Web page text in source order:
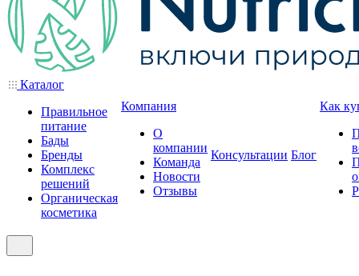
Каталог
Правильное
питание
Бады
Бренды
Комплекс
решений
Органическая
косметика
Компания
О
компании
Команда
Новости
Отзывы
Консультации Блог
Как